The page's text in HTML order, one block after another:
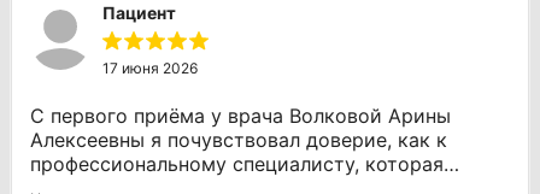
Пациент
17 июня 2026
С первого приёма у врача Волковой Арины
Алексеевны я почувствовал доверие, как к
профессиональному специалисту, которая
всегда обстоятельно расскажет, что делает и